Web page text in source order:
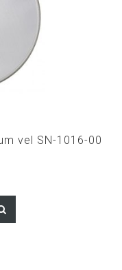
vel SN-1016-00